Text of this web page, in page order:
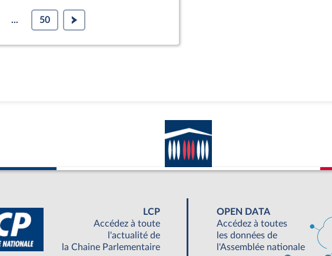
... 50
LCP
Accédez à toute
l'actualité de
la Chaine Parlementaire
OPEN DATA
Accédez à toutes
les données de
l'Assemblée nationale